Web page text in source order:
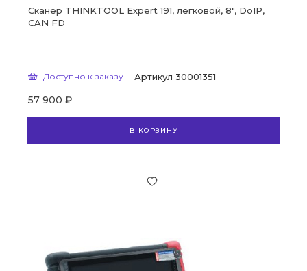
Сканер THINKTOOL Expert 191, легковой, 8", DoIP,
CAN FD
Доступно к заказу Артикул 30001351
57 900 ₽
В КОРЗИНУ